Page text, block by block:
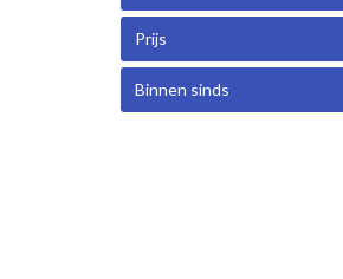
Prijs
Binnen sinds